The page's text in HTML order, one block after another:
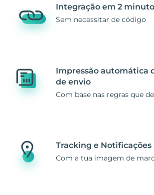
Integração em 2
Sem necessitar de código
Impressão automática
de envio
Com base nas regras que
Tracking e Notificações
Com a tua imagem de